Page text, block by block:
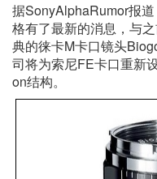
据SonyAlphaRumor报
格有了最新的消息，与
典的徕卡M卡口镜头
司将为索尼FE卡口重新
on结构。